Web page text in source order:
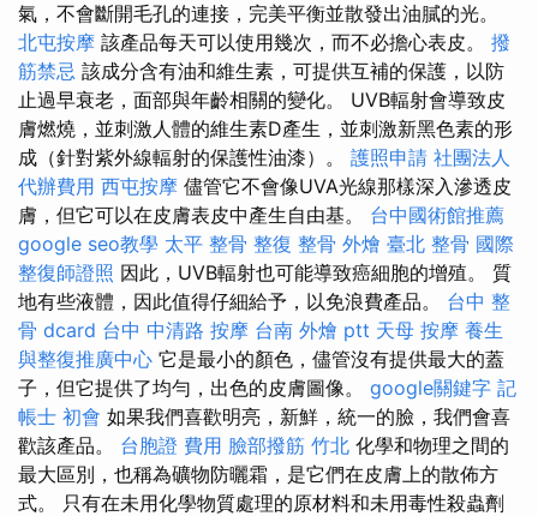
氣，不會斷開毛孔的連接，完美平衡並散發出油膩的光。
北屯按摩 該產品每天可以使用幾次，而不必擔心表皮。 撥
筋禁忌 該成分含有油和維生素，可提供互補的保護，以防
止過早衰老，面部與年齡相關的變化。 UVB輻射會導致皮
膚燃燒，並刺激人體的維生素D產生，並刺激新黑色素的形
成（針對紫外線輻射的保護性油漆）。 護照申請 社團法人
代辦費用 西屯按摩 儘管它不會像UVA光線那樣深入滲透皮
膚，但它可以在皮膚表皮中產生自由基。 台中國術館推薦
google seo教學 太平 整骨 整復 整骨 外燴 臺北 整骨 國際
整復師證照 因此，UVB輻射也可能導致癌細胞的增殖。 質
地有些液體，因此值得仔細給予，以免浪費產品。 台中 整
骨 dcard 台中 中清路 按摩 台南 外燴 ptt 天母 按摩 養生
與整復推廣中心 它是最小的顏色，儘管沒有提供最大的蓋
子，但它提供了均勻，出色的皮膚圖像。 google關鍵字 記
帳士 初會 如果我們喜歡明亮，新鮮，統一的臉，我們會喜
歡該產品。 台胞證 費用 臉部撥筋 竹北 化學和物理之間的
最大區別，也稱為礦物防曬霜，是它們在皮膚上的散佈方
式。 只有在未用化學物質處理的原材料和未用毒性殺蟲劑